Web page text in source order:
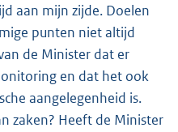
aan mijn zijde. Doelen
punten niet altijd
de Minister dat er
en dat het ook
aangelegenheid is.
zaken? Heeft de Minister